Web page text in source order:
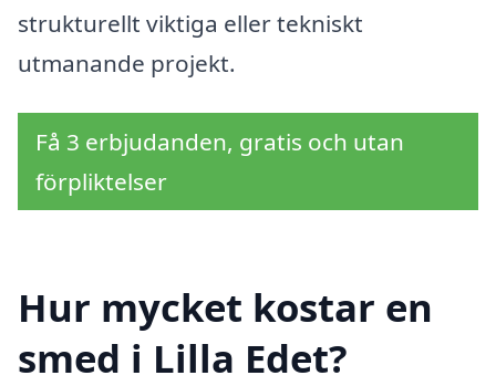
strukturellt viktiga eller tekniskt
utmanande projekt.
Få 3 erbjudanden, gratis och utan
förpliktelser
Hur mycket kostar en
smed i Lilla Edet?